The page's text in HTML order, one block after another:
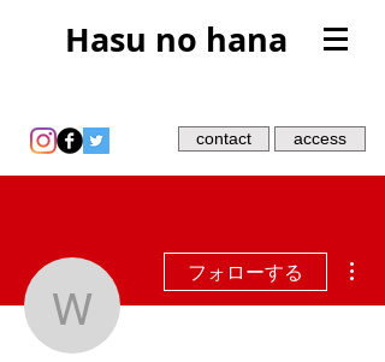
Hasu no hana
contact access
wannawanna333
フォローする